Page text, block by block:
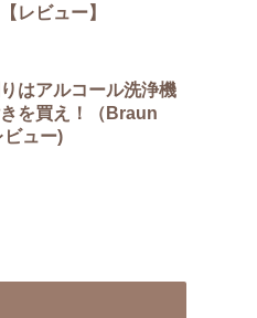
レビュー】
はアルコール洗浄機
を買え！（Braun
ビュー)